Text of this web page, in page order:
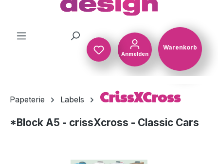
Anmelden
Warenkorb
Papeterie Labels CrissXCross
*Block A5 - crissXcross - Classic Cars